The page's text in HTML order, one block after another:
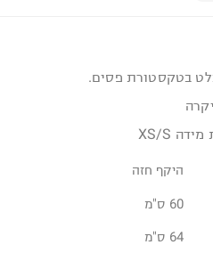
בטקסטורת פסים.
היקף חזה
60 ס"מ
64 ס"מ